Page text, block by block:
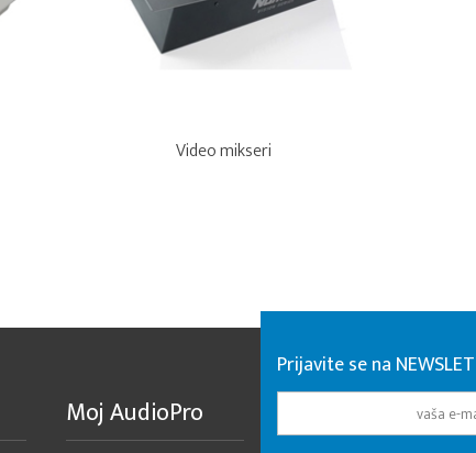
Video mikseri
Moj AudioPro
Prijavite se na